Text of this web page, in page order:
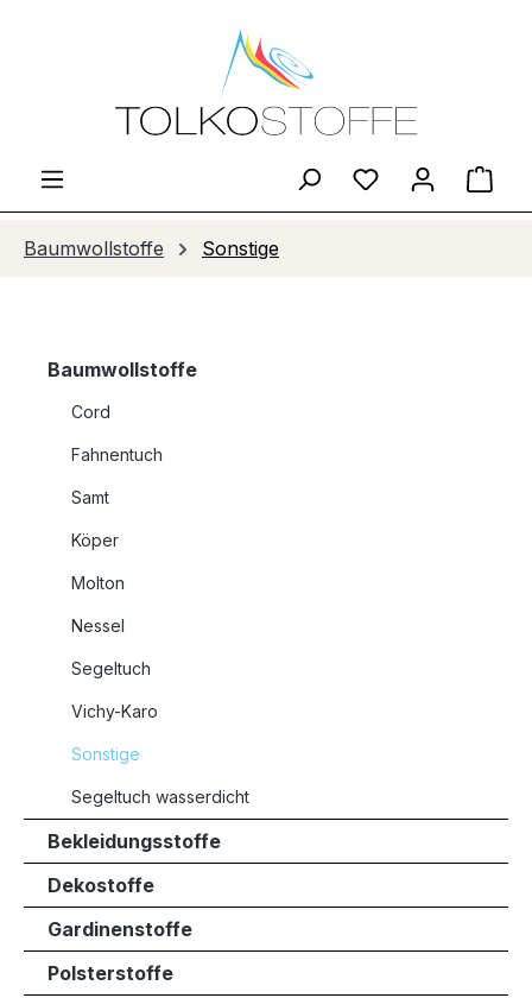
Zum Hauptinhalt springen
Du hast 0
Baumwollstoffe Sonstige
Baumwollstoffe
Cord
Fahnentuch
Samt
Köper
Molton
Nessel
Segeltuch
Vichy-Karo
Sonstige
Segeltuch wasserdicht
Bekleidungsstoffe
Dekostoffe
Gardinenstoffe
Polsterstoffe